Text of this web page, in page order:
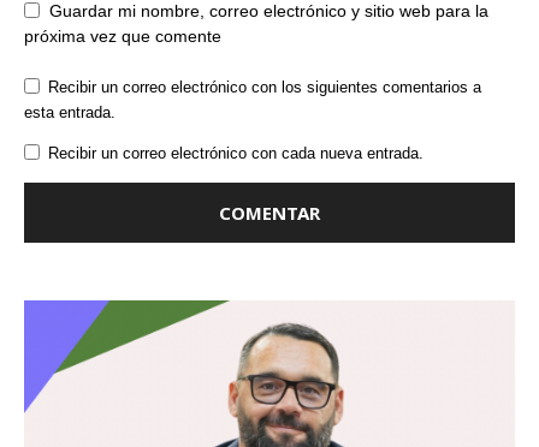
Guardar mi nombre, correo electrónico y sitio web para la
próxima vez que comente
Recibir un correo electrónico con los siguientes comentarios a
esta entrada.
Recibir un correo electrónico con cada nueva entrada.